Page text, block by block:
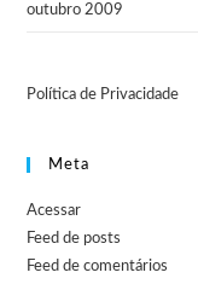
outubro 2009
Política de Privacidade
Meta
Acessar
Feed de posts
Feed de comentários